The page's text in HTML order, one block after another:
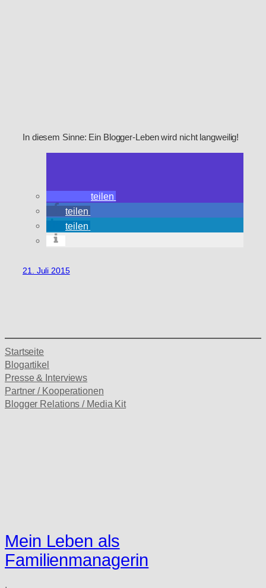
In diesem Sinne: Ein Blogger-Leben wird nicht langweilig!
teilen
teilen
teilen
21. Juli 2015
Startseite
Blogartikel
Presse & Interviews
Partner / Kooperationen
Blogger Relations / Media Kit
Mein Leben als
Familienmanagerin